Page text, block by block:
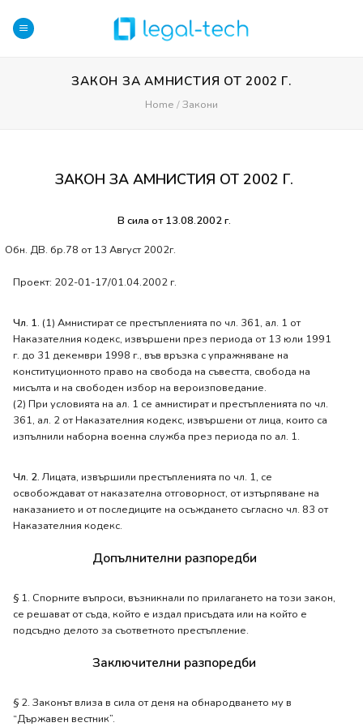
content
ЗАКОН ЗА АМНИСТИЯ ОТ 2002 Г.
Home / Закони
ЗАКОН ЗА АМНИСТИЯ ОТ 2002 Г.
В сила от 13.08.2002 г.
Обн. ДВ. бр.78 от 13 Август 2002г.
Проект: 202-01-17/01.04.2002 г.
Чл. 1. (1) Амнистират се престъпленията по чл. 361, ал. 1 от
Наказателния кодекс, извършени през периода от 13 юли 1991
г. до 31 декември 1998 г., във връзка с упражняване на
конституционното право на свобода на съвестта, свобода на
мисълта и на свободен избор на вероизповедание.
(2) При условията на ал. 1 се амнистират и престъпленията по чл.
361, ал. 2 от Наказателния кодекс, извършени от лица, които са
изпълнили наборна военна служба през периода по ал. 1.
Чл. 2. Лицата, извършили престъпленията по чл. 1, се
освобождават от наказателна отговорност, от изтърпяване на
наказанието и от последиците на осъждането съгласно чл. 83 от
Наказателния кодекс.
Допълнителни разпоредби
§ 1. Спорните въпроси, възникнали по прилагането на този закон,
се решават от съда, който е издал присъдата или на който е
подсъдно делото за съответното престъпление.
Заключителни разпоредби
§ 2. Законът влиза в сила от деня на обнародването му в
“Държавен вестник”.